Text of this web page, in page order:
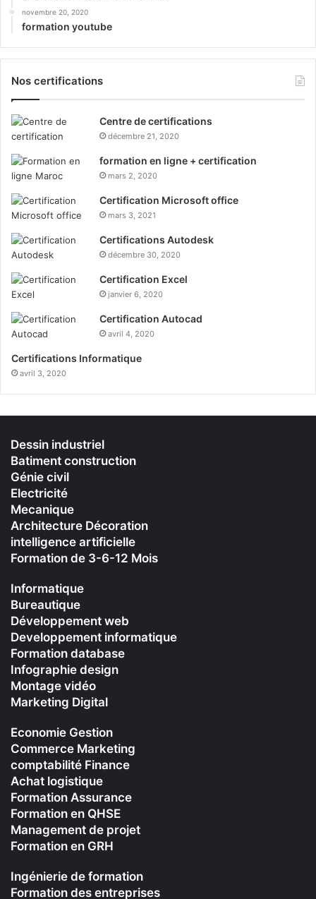
novembre 20, 2020
formation youtube
Nos certifications
Centre de certifications
décembre 21, 2020
formation en ligne + certification
mars 2, 2020
Certification Microsoft office
mars 3, 2021
Certifications Autodesk
décembre 30, 2020
Certification Excel
janvier 6, 2020
Certification Autocad
avril 4, 2020
Certifications Informatique
avril 3, 2020
Dessin industriel
Batiment construction
Génie civil
Electricité
Mecanique
Architecture Décoration
intelligence artificielle
Formation de 3-6-12 Mois
Informatique
Bureautique
Développement web
Developpement informatique
Formation database
Infographie design
Montage vidéo
Marketing Digital
Economie Gestion
Commerce Marketing
comptabilité Finance
Achat logistique
Formation Assurance
Formation en QHSE
Management de projet
Formation en GRH
Ingénierie de formation
Formation des entreprises